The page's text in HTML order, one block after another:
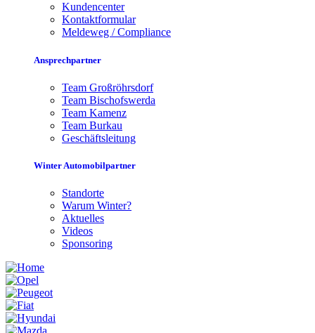
Kundencenter
Kontaktformular
Meldeweg / Compliance
Ansprechpartner
Team Großröhrsdorf
Team Bischofswerda
Team Kamenz
Team Burkau
Geschäftsleitung
Winter Automobilpartner
Standorte
Warum Winter?
Aktuelles
Videos
Sponsoring